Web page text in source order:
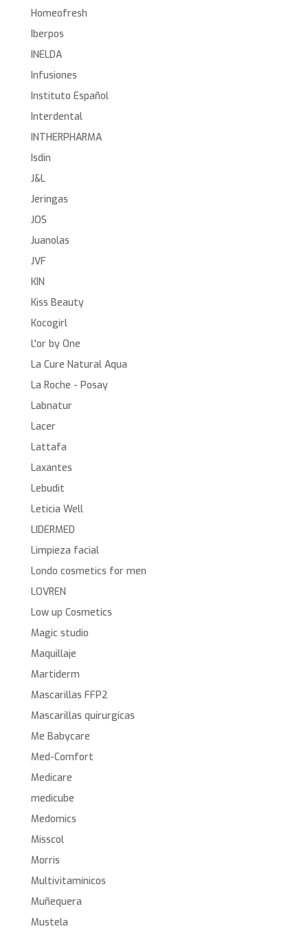
Homeofresh
Iberpos
INELDA
Infusiones
Instituto Español
Interdental
INTHERPHARMA
Isdin
J&L
Jeringas
JOS
Juanolas
JVF
KIN
Kiss Beauty
Kocogirl
L'or by One
La Cure Natural Aqua
La Roche - Posay
Labnatur
Lacer
Lattafa
Laxantes
Lebudit
Leticia Well
LIDERMED
Limpieza facial
Londo cosmetics for men
LOVREN
Low up Cosmetics
Magic studio
Maquillaje
Martiderm
Mascarillas FFP2
Mascarillas quirurgícas
Me Babycare
Med-Comfort
Medicare
medicube
Medomics
Misscol
Morris
Multivitamínicos
Muñequera
Mustela